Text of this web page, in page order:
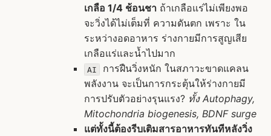
เกลือ 1/4 ช้อนชาถ้าเกลือแร่ไม่เพียงพอ
จะวิ่งได้ไม่เต็มที่ ความดันตก เพราะ ใน
ระหว่างอดอาหาร ร่างกายมีการสูญเสีย
เกลือแร่และน้ำไปมาก
AI
การฝืนวิ่งหนัก ในสภาวะขาดแคลน
พลังงาน จะเป็นการกระตุ้นให้ร่างกายมี
การปรับตัวอย่างรุนแรง? ทั้ง Autophagy,
Mitochondria biogenesis, BDNF surge
แต่ทั้งนี้ต้องรีบเติมสารอาหารทันทีหลังวิ่ง